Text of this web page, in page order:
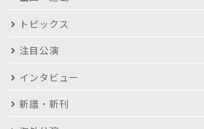
トピックス
注目公演
インタビュー
新譜・新刊